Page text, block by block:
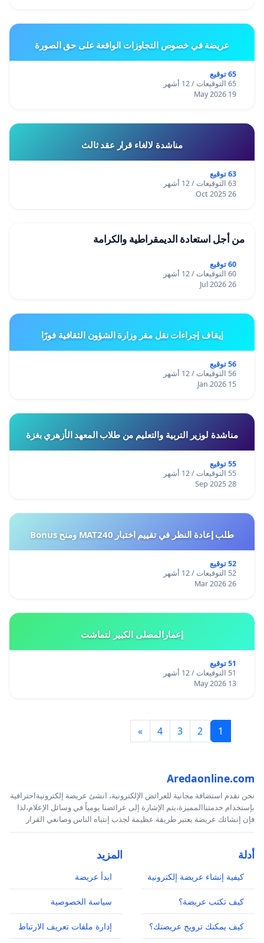
عريضة في خصوص التجاوزات الواقعة على حق الصورة
65 توقيع
65 التوقيعات / 12 أشهر
19 May 2026
مناشدة لالغاء قرار عقد ثالث
63 توقيع
63 التوقيعات / 12 أشهر
26 Oct 2025
من أجل استعادة الديمقراطية والكرامة
60 توقيع
60 التوقيعات / 12 أشهر
26 Jul 2026
إيقاف إجراءات نقل مقر وزارة الشؤون الثقافية فورًا
56 توقيع
56 التوقيعات / 12 أشهر
15 Jan 2026
مناشدة لوزير التربية والتعليم من طلاب المعهد الأزهري بغزة
55 توقيع
55 التوقيعات / 12 أشهر
28 Sep 2025
طلب إعادة النظر في تقييم اختبار MAT240 ومنح Bonus
52 توقيع
52 التوقيعات / 12 أشهر
26 Mar 2026
إعمارالمصلى الكبير لتماشت
51 توقيع
51 التوقيعات / 12 أشهر
13 May 2026
1
2
3
4
»
Aredaonline.com
نحن نقدم استضافة مجانية للعرائض الإلكترونية، انشئ عريضة إلكترونيةاحترافية
بإستخدام خدمتناالمميزة،يتم الإشارة إلى عرائضنا يومياً في وسائل الإعلام،لذا
فإن إنشائك عريضة يعتبر طريقة عظيمة لجذب إنتباه الناس وصانعي القرار
أدلة
كيفية إنشاء عريضة إلكترونية
كيف تكتب عريضة؟
كيف يمكنك ترويج عريضتك؟
المزيد
ابدأ عريضة
سياسة الخصوصية
إدارة ملفات تعريف الارتباط